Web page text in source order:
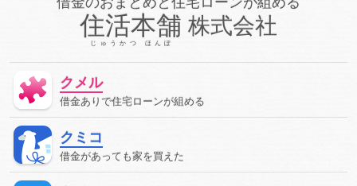
借金があって審査に通る
借金があって審査に通る方法
借金があって通る
停止条件 健康保険
催告の抗弁権
債務不履行 債務者 債権 債権者
債権者主義
先取特権 入札
書遺言
公示価格 公証人 公証役場 共有
内容証明郵
再生 再調達価額
利率
制度
厚生年金保険
原価法 原状回復義務
収益還元法
取引 取引事例比較法 取消権 取締役
合
意解除
利
国民年金
約
契約不適合責任 妨害排除請求権
容積率
専有部分
住活本舗
じゅうかつ ほんぽ
株式会社
クメル
借金ありで住宅ローンが組める
クミコ
借金があっても家を買えた